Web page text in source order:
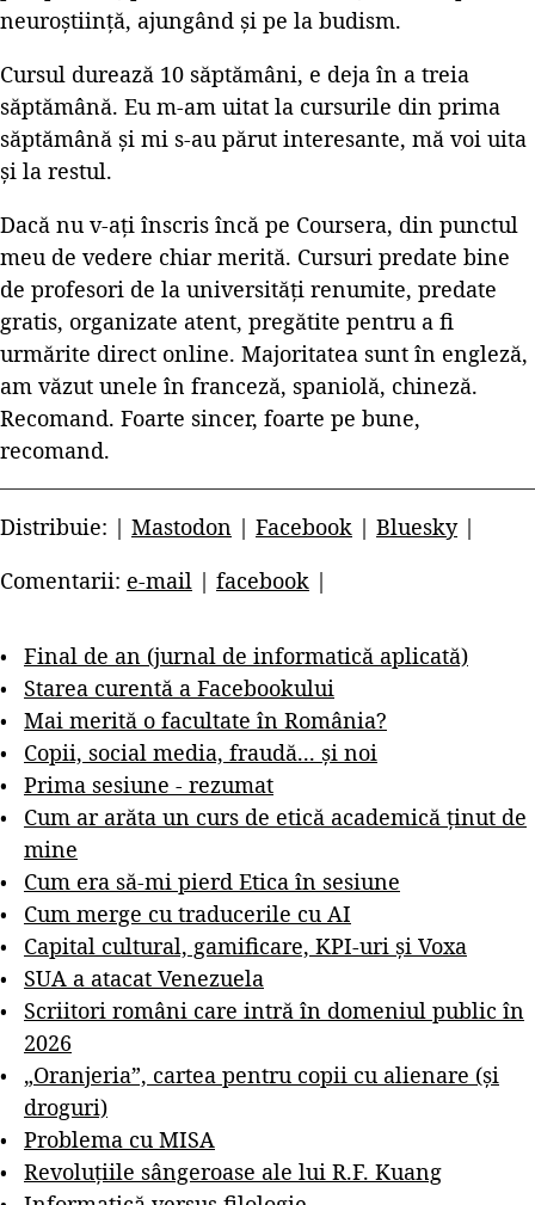
neuroștiință, ajungând și pe la budism.
Cursul durează 10 săptămâni, e deja în a treia
săptămână. Eu m-am uitat la cursurile din prima
săptămână și mi s-au părut interesante, mă voi uita
și la restul.
Dacă nu v-ați înscris încă pe Coursera, din punctul
meu de vedere chiar merită. Cursuri predate bine
de profesori de la universități renumite, predate
gratis, organizate atent, pregătite pentru a fi
urmărite direct online. Majoritatea sunt în engleză,
am văzut unele în franceză, spaniolă, chineză.
Recomand. Foarte sincer, foarte pe bune,
recomand.
Distribuie: | Mastodon | Facebook | Bluesky|
Comentarii: e-mail | facebook |
Final de an (jurnal de informatică aplicată)
Starea curentă a Facebookului
Mai merită o facultate în România?
Copii, social media, fraudă... și noi
Prima sesiune - rezumat
Cum ar arăta un curs de etică academică ținut de
mine
Cum era să-mi pierd Etica în sesiune
Cum merge cu traducerile cu AI
Capital cultural, gamificare, KPI-uri și Voxa
SUA a atacat Venezuela
Scriitori români care intră în domeniul public în
2026
„Oranjeria”, cartea pentru copii cu alienare (și
droguri)
Problema cu MISA
Revoluțiile sângeroase ale lui R.F. Kuang